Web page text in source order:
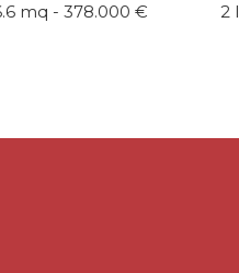
mq - 288.000 €